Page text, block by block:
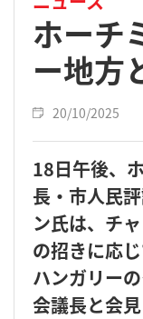
ホーチ
ー地方
20/10/2025
18日午後、
長・市人民
ン氏は、チ
の招きに応
ハンガリー
会議長と会見